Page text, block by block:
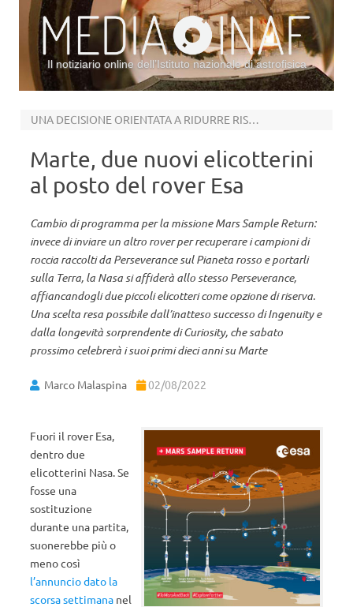
Il notiziario online dell’Istituto nazionale di astrofisica
UNA DECISIONE ORIENTATA A RIDURRE RISCHI E COSTI DELLA MISSIONE
Marte, due nuovi elicotterini
al posto del rover Esa
Cambio di programma per la missione Mars Sample Return:
invece di inviare un altro rover per recuperare i campioni di
roccia raccolti da Perseverance sul Pianeta rosso e portarli
sulla Terra, la Nasa si affiderà allo stesso Perseverance,
affiancandogli due piccoli elicotteri come opzione di riserva.
Una scelta resa possibile dall’inatteso successo di Ingenuity e
dalla longevità sorprendente di Curiosity, che sabato
prossimo celebrerà i suoi primi dieci anni su Marte
Marco Malaspina 02/08/2022
Fuori il rover Esa,
dentro due
elicotterini Nasa. Se
fosse una
sostituzione
durante una partita,
suonerebbe più o
meno così
l’annuncio dato la
scorsa settimana nel